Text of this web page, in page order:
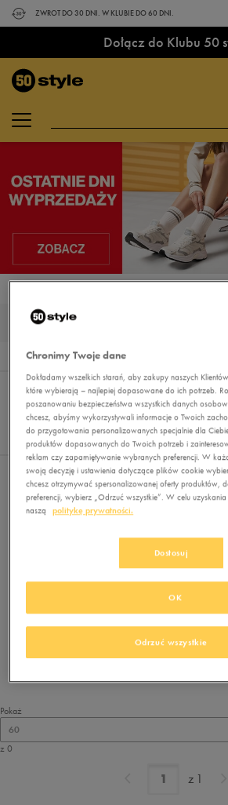
ZWROT DO 30 DNI. W KLUBIE DO 60 DNI.
Dołącz do Klubu 50
0
Wyników
Sortuj:
REKOMENDOWANE
Pokaż
60
z 0
Nie wybrano filtrów
Brak produktów do
usuń wybrane filtry
Pokaż
60
z 0
z 1
Chronimy Twoje dane
Dokładamy wszelkich starań, aby zakupy naszych
które wybierają – najlepiej dopasowane do ich potrzeb.
poszanowaniu bezpieczeństwa wszystkich danych
chcesz, abyśmy wykorzystywali informacje o Twoich
do przygotowania personalizowanych specjalnie dla
produktów dopasowanych do Twoich potrzeb i
reklam czy zapamiętywanie wybranych preferencji. W
swoją decyzję i ustawienia dotyczące plików cookie
chcesz otrzymywać spersonalizowanej oferty produktów,
preferencji, wybierz „Odrzuć wszystkie”. W celu
naszą
politykę prywatności.
Dostosuj
Odrzuć wszystkie
OK